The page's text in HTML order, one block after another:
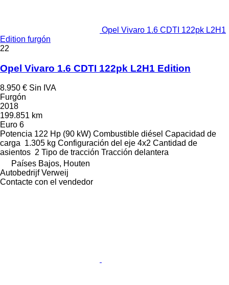
Opel Vivaro 1.6 CDTI 122pk L2H1
Edition furgón
22
Opel Vivaro 1.6 CDTI 122pk L2H1 Edition
8.950 € Sin IVA
Furgón
2018
199.851 km
Euro 6
Potencia 122 Hp (90 kW) Combustible diésel Capacidad de
carga 1.305 kg Configuración del eje 4x2 Cantidad de
asientos 2 Tipo de tracción Tracción delantera
Países Bajos, Houten
Autobedrijf Verweij
Contacte con el vendedor